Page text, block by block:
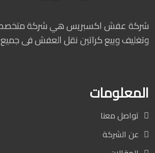
شركة عفش اكسبريس هي شركة
وتغليف وبيع كراتين نقل العفش فى
المعلومات
تواصل معنا
عن الشركة